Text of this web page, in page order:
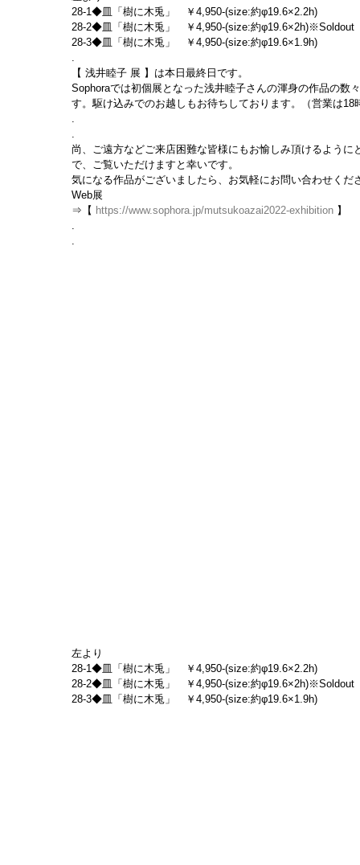
28-1◆皿「樹に木兎」　￥4,950-(size:約φ19.6×2.2h)
28-2◆皿「樹に木兎」　￥4,950-(size:約φ19.6×2h)※Soldout
28-3◆皿「樹に木兎」　￥4,950-(size:約φ19.6×1.9h)
.
【 浅井睦子 展 】は本日最終日です。
Sophoraでは初個展となった浅井睦子さんの渾身の作品の数
す。駆け込みでのお越しもお待ちしております。（営業は18
.
.
尚、ご遠方などご来店困難な皆様にもお愉しみ頂けるよう
で、ご覧いただけますと幸いです。
気になる作品がございましたら、お気軽にお問い合わせくだ
Web展
⇒【 https://www.sophora.jp/mutsukoazai2022-exhibition 】
.
.
左より
28-1◆皿「樹に木兎」　￥4,950-(size:約φ19.6×2.2h)
28-2◆皿「樹に木兎」　￥4,950-(size:約φ19.6×2h)※Soldout
28-3◆皿「樹に木兎」　￥4,950-(size:約φ19.6×1.9h)